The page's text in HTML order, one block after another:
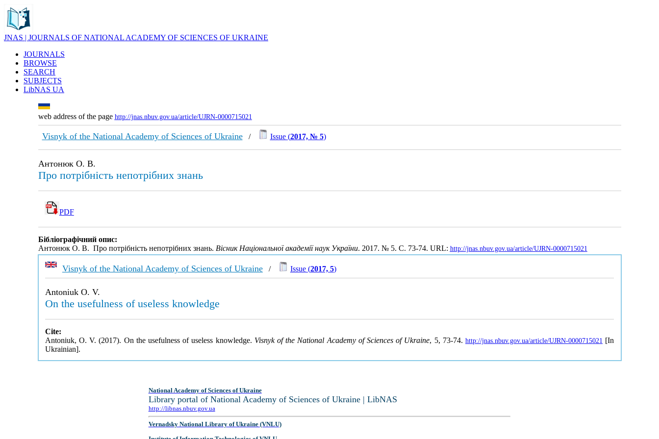
JNAS | JOURNALS OF NATIONAL ACADEMY OF SCIENCES OF UKRAINE
JOURNALS
BROWSE
SEARCH
SUBJECTS
LibNAS UA
web address of the page http://jnas.nbuv.gov.ua/article/UJRN-0000715021
Visnyk of the National Academy of Sciences of Ukraine/ Issue (2017, № 5)
Антонюк О. В.
Про потрібність непотрібних знань
PDF
Бібліографічний опис:
Антонюк О. В. Про потрібність непотрібних знань. Вісник Національної академії наук України. 2017. № 5. С. 73-74. URL: http://jnas.nbuv.gov.ua/article/UJRN-0000715021
Visnyk of the National Academy of Sciences of Ukraine/ Issue (2017, 5)
Antoniuk O. V.
On the usefulness of useless knowledge
Cite:
Antoniuk, O. V. (2017). On the usefulness of useless knowledge. Visnyk of the National Academy of Sciences of Ukraine, 5, 73-74. http://jnas.nbuv.gov.ua/article/UJRN-0000715021 [In
Ukrainian].
National Academy of Sciences of Ukraine
Library portal of National Academy of Sciences of Ukraine | LibNAS
http://libnas.nbuv.gov.ua
Vernadsky National Library of Ukraine (VNLU)